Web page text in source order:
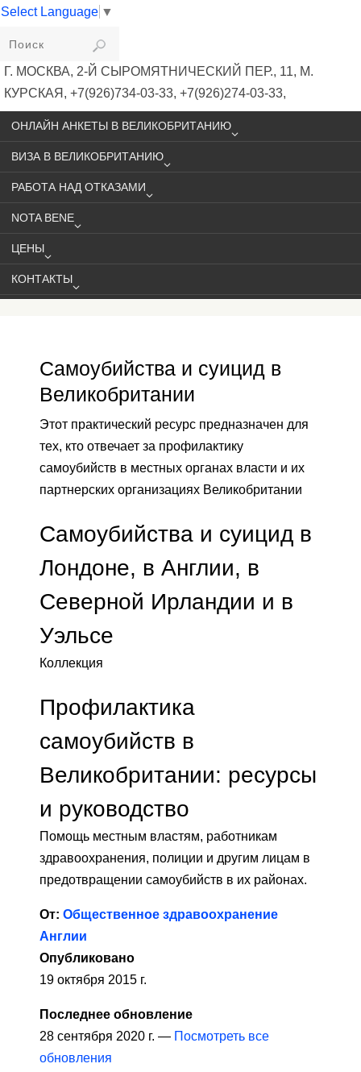
Select Language ▼
VIKIVISA
Г. МОСКВА, 2-Й СЫРОМЯТНИЧЕСКИЙ ПЕР., 11, М.
КУРСКАЯ, +7(926)734-03-33, +7(926)274-03-33,
VISA@VIKIVISA.RU
ОНЛАЙН АНКЕТЫ В ВЕЛИКОБРИТАНИЮ
ВИЗА В ВЕЛИКОБРИТАНИЮ
РАБОТА НАД ОТКАЗАМИ
NOTA BENE
ЦЕНЫ
КОНТАКТЫ
Самоубийства и суицид в
Великобритании
Этот практический ресурс предназначен для
тех, кто отвечает за профилактику
самоубийств в местных органах власти и их
партнерских организациях Великобритании
Самоубийства и суицид в
Лондоне, в Англии, в
Северной Ирландии и в
Уэльсе
Коллекция
Профилактика
самоубийств в
Великобритании: ресурсы
и руководство
Помощь местным властям, работникам
здравоохранения, полиции и другим лицам в
предотвращении самоубийств в их районах.
От: Общественное здравоохранение
Англии
Опубликовано
19 октября 2015 г.
Последнее обновление
28 сентября 2020 г. — Посмотреть все
обновления